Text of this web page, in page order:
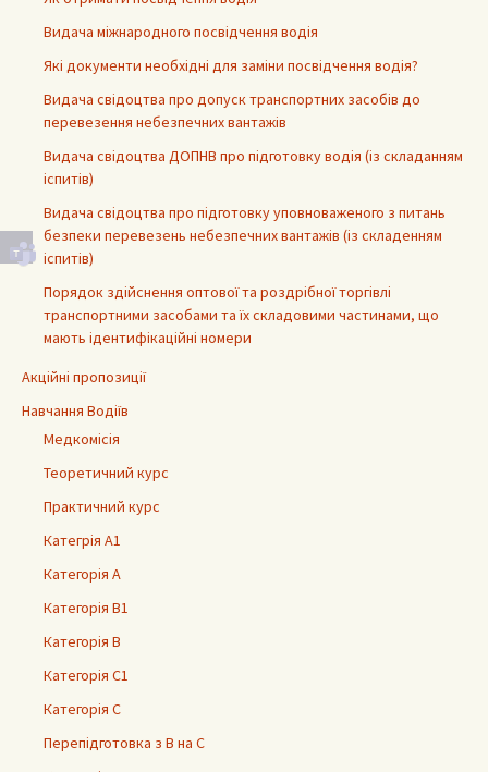
Видача міжнародного посвідчення водія
Які документи необхідні для заміни посвідчення водія?
Видача свідоцтва про допуск транспортних засобів до
перевезення небезпечних вантажів
Видача свідоцтва ДОПНВ про підготовку водія (із складанням
іспитів)
Видача свідоцтва про підготовку уповноваженого з питань
безпеки перевезень небезпечних вантажів (із складенням
іспитів)
Порядок здійснення оптової та роздрібної торгівлі
транспортними засобами та їх складовими частинами, що
мають ідентифікаційні номери
Акційні пропозиції
Навчання Водіїв
Медкомісія
Теоретичний курс
Практичний курс
Категрія А1
Категорія А
Категорія В1
Категорія В
Категорія С1
Категорія С
Перепідготовка з В на С